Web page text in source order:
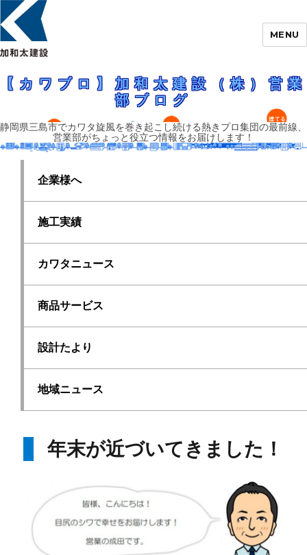
【カワブロ】加和太建設（株）営業部ブロ
グ
MENU
【カワブロ】加和太建設（株）営業
部ブログ
静岡県三島市でカワタ旋風を巻き起こし続ける熱きプロ集団の最前線、
営業部がちょっと役立つ情報をお届けします！
企業様へ
施工実績
カワタニュース
商品サービス
設計たより
地域ニュース
年末が近づいてきました！